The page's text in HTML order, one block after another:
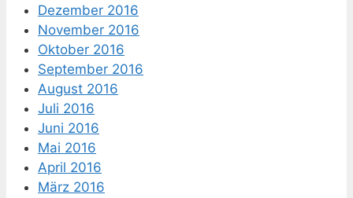
Dezember 2016
November 2016
Oktober 2016
September 2016
August 2016
Juli 2016
Juni 2016
Mai 2016
April 2016
März 2016